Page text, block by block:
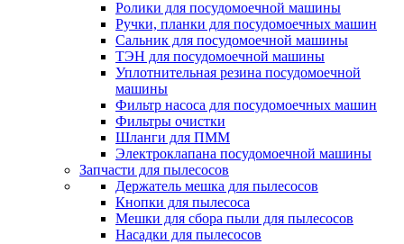
Ролики для посудомоечной машины
Ручки, планки для посудомоечных машин
Сальник для посудомоечной машины
ТЭН для посудомоечной машины
Уплотнительная резина посудомоечной
машины
Фильтр насоса для посудомоечных машин
Фильтры очистки
Шланги для ПММ
Электроклапана посудомоечной машины
Запчасти для пылесосов
Держатель мешка для пылесосов
Кнопки для пылесоса
Мешки для сбора пыли для пылесосов
Насадки для пылесосов